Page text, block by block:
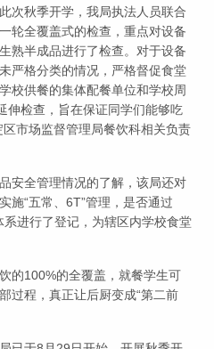
次秋季开学，我局执法人员联合
轮全覆盖式的检查，重点对设备
熟半成品进行了检查。对于设备
严格分类的情况，严格督促食堂
校供餐的集体配餐单位和学校周
伸检查，旨在保证同学们能够吃
市场监督管理局餐饮科相关负责
安全管理情况的了解，该局还对
施“五常、6T”管理，是否通过
系进行了登记，为辖区内学校食堂
的100%的全覆盖，就餐学生可
过程，真正让后厨变成“第二前